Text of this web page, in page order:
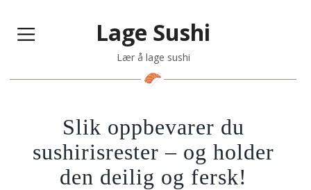
Lage Sushi
Lær å lage sushi
Slik oppbevarer du
sushirisrester – og holder
den deilig og fersk!